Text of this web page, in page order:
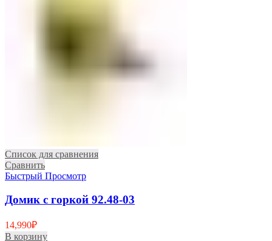
Список для сравнения
Сравнить
Быстрый Просмотр
Домик с горкой 92.48-03
14,990₽
В корзину